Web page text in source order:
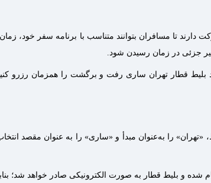
تا مسافران بتوانند متناسب با برنامه سفر خود،
بلیط قطار تهران ساری رفت و برگشت را همزمان رزرو
را به‌عنوان مبدأ و «ساری» را به‌ عنوان مقصد
شده و بلیط قطار به‌ صورت الکترونیکی صادر خواهد شد؛